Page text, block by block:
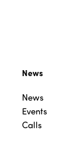
News
News
Events
Calls